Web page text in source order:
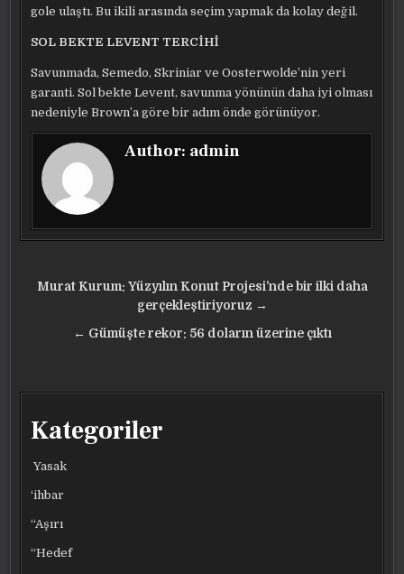
gole ulaştı. Bu ikili arasında seçim yapmak da kolay değil.
SOL BEKTE LEVENT TERCİHİ
Savunmada, Semedo, Skriniar ve Oosterwolde’nin yeri
garanti. Sol bekte Levent, savunma yönünün daha iyi olması
nedeniyle Brown’a göre bir adım önde görünüyor.
Author: admin
Yazı
Murat Kurum: Yüzyılın Konut Projesi’nde bir ilki daha
gerçekleştiriyoruz →
← Gümüşte rekor: 56 doların üzerine çıktı
Kategoriler
Yasak
‘ihbar
“Aşırı
“Hedef